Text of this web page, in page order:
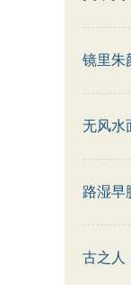
镜里朱
无风水
路湿早
古之人